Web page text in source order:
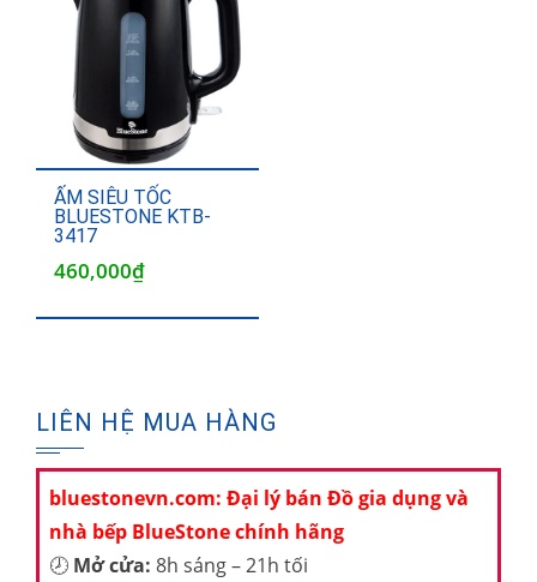
ẤM SIÊU TỐC
BLUESTONE KTB-
3417
460,000₫
LIÊN HỆ MUA HÀNG
bluestonevn.com: Đại lý bán Đồ gia dụng và
nhà bếp BlueStone chính hãng
🕗 Mở cửa: 8h sáng – 21h tối